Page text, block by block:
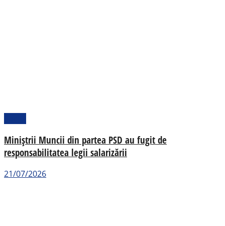
Miniștrii Muncii din partea PSD au fugit de
responsabilitatea legii salarizării
21/07/2026